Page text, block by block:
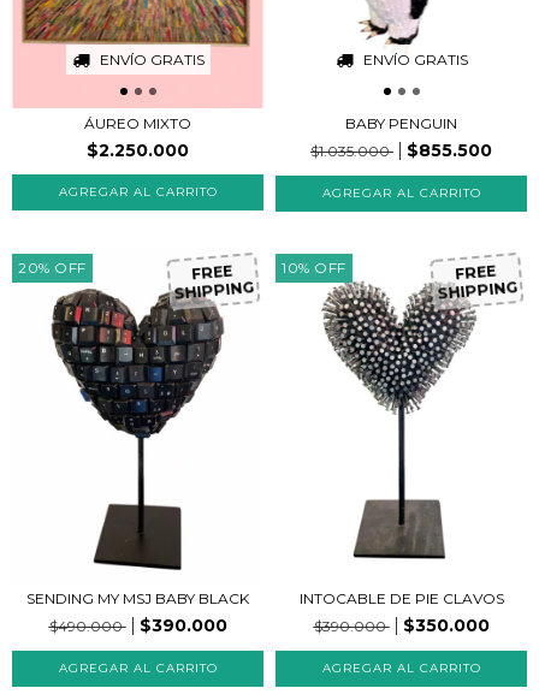
ENVÍO GRATIS
ÁUREO MIXTO
$2.250.000
ENVÍO GRATIS
BABY PENGUIN
$1.035.000
$855.500
20% OFF FR
EE
S
H
IP
P
IN
G
SENDING MY MSJ BABY BLACK
$490.000
$390.000
10% OFF FR
EE
S
H
IP
P
IN
G
INTOCABLE DE PIE CLAVOS
$390.000
$350.000